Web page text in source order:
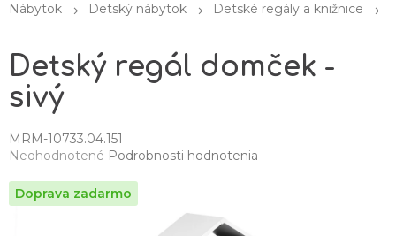
Nábytok Detský nábytok Detské regály a knižnice
Detský regál domček -
sivý
MRM-10733.04.151
Priemerné
produktu
je
Neohodnotené Podrobnosti hodnotenia